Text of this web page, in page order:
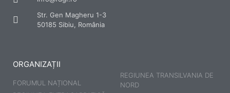
Str. Gen Magheru 1-3
50185 Sibiu, România
ORGANIZAȚII
FORUMUL NAȚIONAL
REGIUNEA TRANSILVANIA DE
NORD